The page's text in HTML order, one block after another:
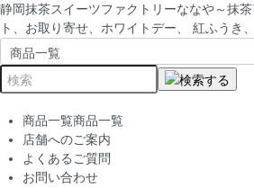
静岡抹茶スイーツファクトリーななや～抹
ト、お取り寄せ、ホワイトデー、 紅ふうき
商品一覧商品一覧
店舗へのご案内
よくあるご質問
お問い合わせ